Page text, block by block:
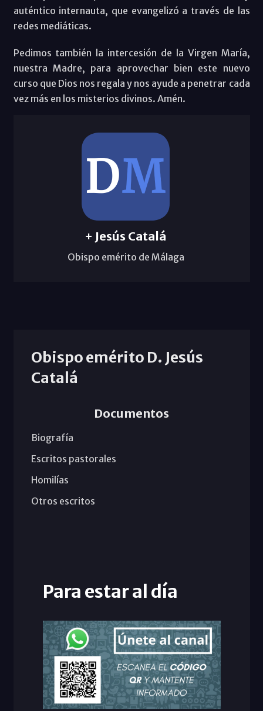
auténtico internauta, que evangelizó a través de las
redes mediáticas.
Pedimos también la intercesión de la Virgen María,
nuestra Madre, para aprovechar bien este nuevo
curso que Dios nos regala y nos ayude a penetrar cada
vez más en los misterios divinos. Amén.
+ Jesús Catalá
Obispo emérito de Málaga
Obispo emérito D. Jesús
Catalá
Documentos
Biografía
Escritos pastorales
Homilías
Otros escritos
Para estar al día